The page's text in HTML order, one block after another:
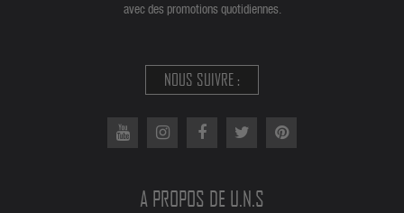
avec des promotions quotidiennes.
NOUS SUIVRE :
A PROPOS DE U.N.S